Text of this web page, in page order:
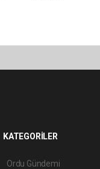
KATEGORİLER
Ordu Gündemi